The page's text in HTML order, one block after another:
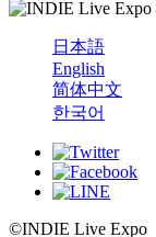
日本語
English
简体中文
한국어
©INDIE Live Expo